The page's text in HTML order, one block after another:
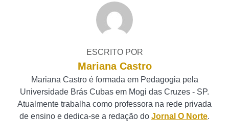
ESCRITO POR
Mariana Castro
Mariana Castro é formada em Pedagogia pela
Universidade Brás Cubas em Mogi das Cruzes - SP.
Atualmente trabalha como professora na rede privada
de ensino e dedica-se a redação do Jornal O Norte.